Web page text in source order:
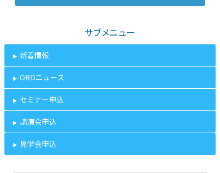
サブメニュー
新着情報
ORDニュース
セミナー申込
講演会申込
見学会申込